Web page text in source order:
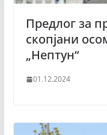
Предлог за
скопјани
„Нептун“
01.12.2024